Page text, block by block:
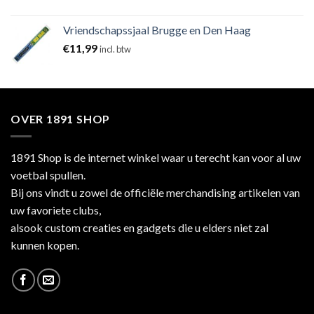
Vriendschapssjaal Brugge en Den Haag
€11,99incl. btw
OVER 1891 SHOP
1891 Shop is de internet winkel waar u terecht kan voor al uw
voetbal spullen.
Bij ons vindt u zowel de officiële merchandising artikelen van
uw favoriete clubs,
alsook custom creaties en gadgets die u elders niet zal
kunnen kopen.